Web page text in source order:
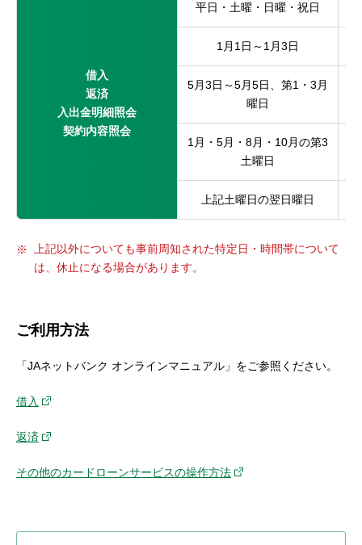
借入
返済
入出金明細照会
契約内容照会
平日・土曜・日曜・祝日
1月1日～1月3日
5月3日～5月5日、第1・3月
曜日
1月・5月・8月・10月の第3
土曜日
上記土曜日の翌日曜日
上記以外についても事前周知された特定日・時間帯について
は、休止になる場合があります。
ご利用方法
「JAネットバンク オンラインマニュアル」をご参照ください。
借入
返済
その他のカードローンサービスの操作方法